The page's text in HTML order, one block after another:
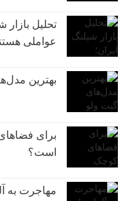
تحلیل بازار
عواملی
بهترین
برای
است؟